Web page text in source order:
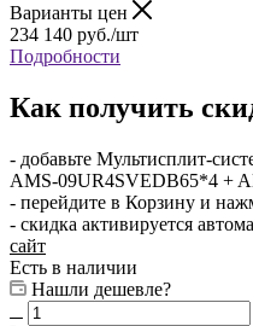
Варианты цен
234 140 руб./шт
Подробности
Как получить
- добавьте Мультисплит-
AMS-09UR4SVEDB65*4 +
- перейдите в Корзину и
- скидка активируется
сайт
Есть в наличии
Нашли дешевле?